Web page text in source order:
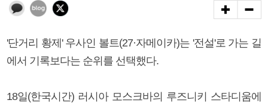
'단거리 황제' 우사인 볼트(27·자메이카)는 '전설'로 가는 길
에서 기록보다는 순위를 선택했다.
18일(한국시간) 러시아 모스크바의 루즈니키 스타디움에